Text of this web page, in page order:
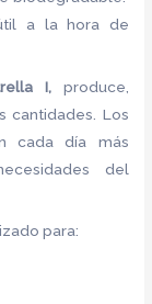
a la hora de
I,produce,
cantidades. Los
cada día más
del
para: